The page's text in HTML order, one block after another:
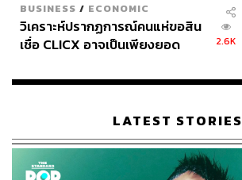
TAGS: Central Khonkaen Campu Central
BUSINESS / ECONOMIC
วิเคราะห์ปรากฏการณ์คนแห่ขอสิน
เชื่อ CLICX อาจเป็นเพียงยอด
เรือนไทยที่ถูกซุกไว้
2.6K
LATEST STORIES